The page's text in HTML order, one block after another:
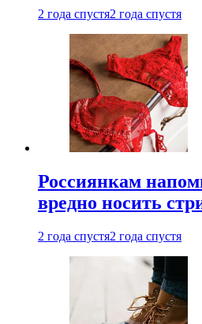
2 года спустя2 года спустя
Россиянкам
вредно носить
2 года спустя2 года спустя